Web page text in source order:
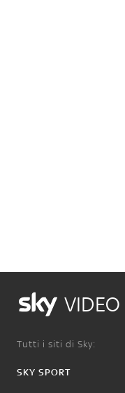
VIDEO
Tutti i siti di Sky:
SKY SPORT